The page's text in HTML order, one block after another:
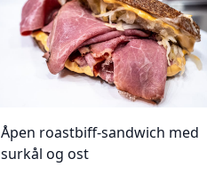
Åpen roastbiff-sandwich med
surkål og ost